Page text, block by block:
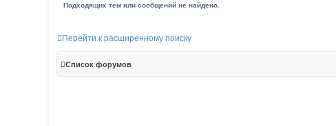
Подходящих тем или сообщений не найдено.
Перейти к расширенному поиску
Список форумов